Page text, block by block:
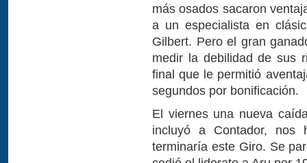
más osados sacaron
a un especialista en
Gilbert. Pero el gran
medir la debilidad de sus
final que le permitió
segundos por bonificación.
El viernes una nueva
incluyó a Contador, nos
terminaría este Giro. Se